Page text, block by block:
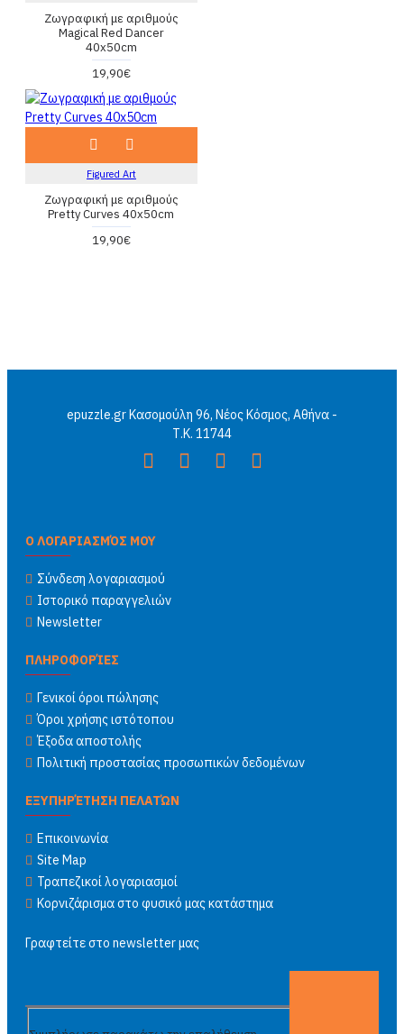
Ζωγραφική με αριθμούς
Magical Red Dancer
40x50cm
19,90€
Figured Art
Ζωγραφική με αριθμούς
Pretty Curves 40x50cm
19,90€
epuzzle.gr Κασομούλη 96, Νέος Κόσμος, Αθήνα -
Τ.Κ. 11744
Ο ΛΟΓΑΡΙΑΣΜΌΣ ΜΟΥ
Σύνδεση λογαριασμού
Ιστορικό παραγγελιών
Newsletter
ΠΛΗΡΟΦΟΡΊΕΣ
Γενικοί όροι πώλησης
Όροι χρήσης ιστότοπου
Έξοδα αποστολής
Πολιτική προστασίας προσωπικών δεδομένων
ΕΞΥΠΗΡΈΤΗΣΗ ΠΕΛΑΤΏΝ
Επικοινωνία
Site Map
Τραπεζικοί λογαριασμοί
Κορνιζάρισμα στο φυσικό μας κατάστημα
Γραφτείτε στο newsletter μας